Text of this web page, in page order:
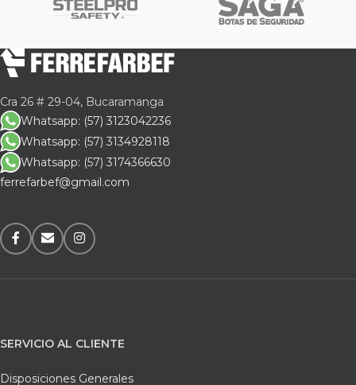
Cra 26 # 29-04, Bucaramanga
Whatsapp: (57) 3123042236
Whatsapp: (57) 3134928118
Whatsapp: (57) 3174366630
ferrefarbef@gmail.com
SERVICIO AL CLIENTE
Disposiciones Generales